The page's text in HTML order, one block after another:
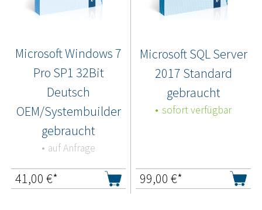
Microsoft Windows 7
Pro SP1 32Bit
Deutsch
OEM/Systembuilder
gebraucht
auf Anfrage
41,00 €*
Microsoft SQL Server
2017 Standard
gebraucht
sofort verfügbar
99,00 €*